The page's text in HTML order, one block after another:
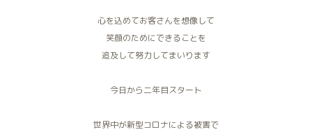
心を込めてお客さんを想像して
笑顔のためにできることを
追及して努力してまいります
今日から二年目スタート
世界中が新型コロナによる被害で